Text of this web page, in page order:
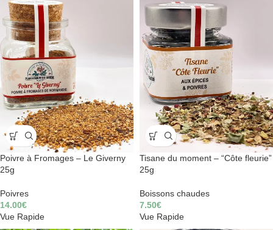
Poivre à Fromages – Le Giverny
25g
Poivres
14.00€
Vue Rapide
Tisane du moment – “Côte fleurie”
25g
Boissons chaudes
7.50€
Vue Rapide